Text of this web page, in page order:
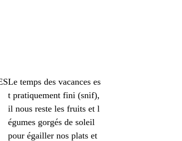
Le temps des vacances es
t pratiquement fini (snif),
il nous reste les fruits et l
égumes gorgés de soleil
pour égailler nos plats et